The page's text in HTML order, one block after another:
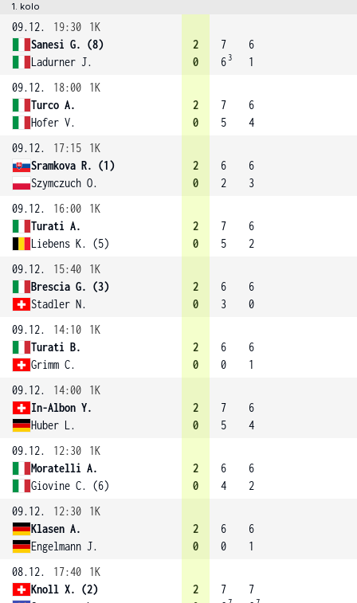
1. kolo
09.12. 19:30
1K
Sanesi G. (8)
Ladurner J.
2
0
7
6 3
6
1
09.12.
18:00
1K
Turco A.
Hofer V.
2
0
7
5
6
4
09.12.
17:15
1K
Sramkova R. (1)
Szymczuch O.
2
0
6
2
6
3
09.12.
16:00
1K
Turati A.
Liebens K. (5)
2
0
7
5
6
2
09.12.
15:40
1K
Brescia G. (3)
Stadler N.
2
0
6
3
6
0
09.12.
14:10
1K
Turati B.
Grimm C.
2
0
6
0
6
1
09.12.
14:00
1K
In-Albon Y.
Huber L.
2
0
7
5
6
4
09.12.
12:30
1K
Moratelli A.
Giovine C. (6)
2
0
6
4
6
2
09.12.
12:30
1K
Klasen A.
Engelmann J.
2
0
6
0
6
1
08.12.
17:40
1K
Knoll X. (2)
2
7
7